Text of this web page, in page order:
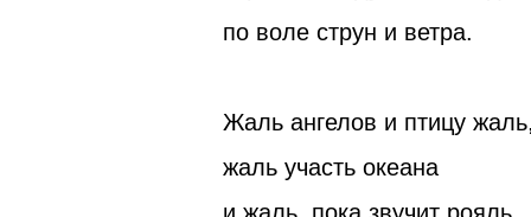
по воле струн и ветра.
Жаль ангелов и птицу
жаль участь океана